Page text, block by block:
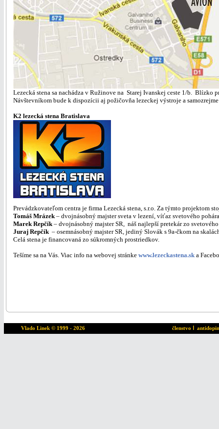
Lezecká stena sa nachádza v Ružinove na Starej Ivanskej ceste 1/b.
Návštevníkom bude k dispozícii aj požičovňa lezeckej výstroje a
K2 lezecká stena Bratislava
Prevádzkovateľom centra je firma Lezecká stena, s.r.o. Za týmto projektom
Tomáš Mrázek – dvojnásobný majster sveta v lezení, víťaz svetového
Marek Repčík – dvojnásobný majster SR, náš najlepší pretekár zo
Juraj Repčík – osemnásobný majster SR, jediný Slovák s 9a-čkom na
Celá stena je financovaná zo súkromných prostriedkov.
Tešíme sa na Vás. Viac info na webovej stránke www.lezeckastena.sk a
Vlado Linek© 1999 - 2026 členstvo